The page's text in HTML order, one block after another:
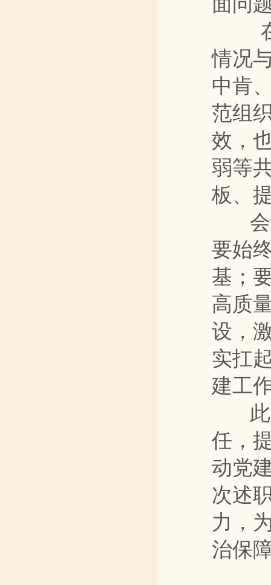
在
情况
中肯
范组
效，
弱等
板、
会议
要始
基；
高质
设，
实扛
建工
此
任，
动党
次述
力，
治保